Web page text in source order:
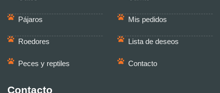
Pájaros
Roedores
Peces y reptiles
Mis pedidos
Lista de deseos
Contacto
Contacto